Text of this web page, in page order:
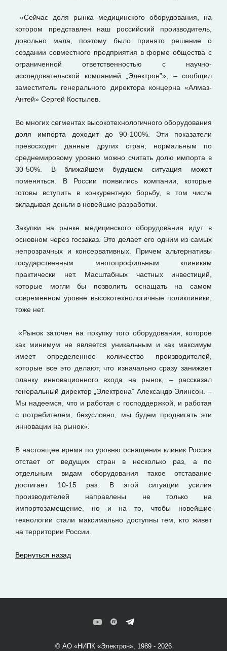
«Сейчас доля рынка медицинского оборудования, на
котором представлен наш российский производитель,
довольно мала, поэтому было принято решение о
создании совместного предприятия в форме общества с
ограниченной ответственностью с научно-
исследовательской компанией „Электрон”», – сообщил
заместитель генерального директора концерна «Алмаз-
Антей» Сергей Костылев.
Во многих сегментах высокотехнологичного оборудования
доля импорта доходит до 90-100%. Эти показатели
превосходят данные других стран; нормальным по
среднемировому уровню можно считать долю импорта в
30-50%. В ближайшем будущем ситуация может
поменяться. В России появились компании, которые
готовы вступить в конкурентную борьбу, в том числе
вкладывая деньги в новейшие разработки.
Закупки на рынке медицинского оборудования идут в
основном через госзаказ. Это делает его одним из самых
непрозрачных и консервативных. Причем альтернативы
государственным многопрофильным клиникам
практически нет. Масштабных частных инвестиций,
которые могли бы позволить оснащать на самом
современном уровне высокотехнологичные поликлиники,
тоже нет.
«Рынок заточен на покупку того оборудования, которое
как минимум не является уникальным и как максимум
имеет определенное количество производителей,
которые все это делают, что изначально сразу занижает
планку инновационного входа на рынок, – рассказал
генеральный директор „Электрона” Александр Элинсон. –
Мы надеемся, что и работая с господдержкой, и работая
с потребителем, безусловно, мы будем продвигать эти
инновации на рынок».
В настоящее время по уровню оснащения клиник Россия
отстает от ведущих стран в несколько раз, а по
отдельным видам оборудования такое отставание
достигает 10-15 раз. В этой ситуации усилия
производителей направлены не только на
импортозамещение, но и на то, чтобы новейшие
технологии стали максимально доступны тем, кто живет
на территории России.
Вернуться назад
© АО «НИПК «Электрон», 1989 - 2026